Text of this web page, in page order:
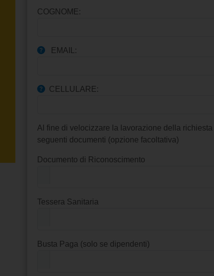
COGNOME:
EMAIL:
CELLULARE:
Al fine di velocizzare la lavorazione della
seguenti documenti (opzione facoltativa)
Documento di Riconoscimento
Tessera Sanitaria
Busta Paga (solo se dipendenti)